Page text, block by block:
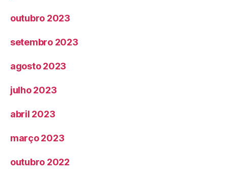
outubro 2023
setembro 2023
agosto 2023
julho 2023
abril 2023
março 2023
outubro 2022